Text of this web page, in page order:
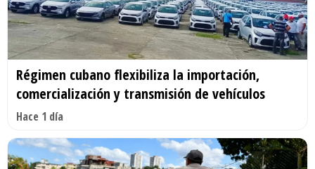
Régimen cubano flexibiliza la importación,
comercialización y transmisión de vehículos
Hace 1 día